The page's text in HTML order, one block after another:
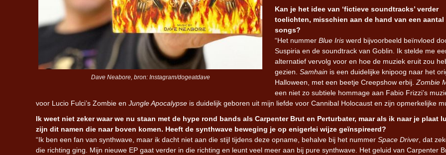
Dave Neabore, bron: Instagram/dogeatdave
Kan je het idee van ‘fictieve soundtracks’ verder
toelichten, misschien aan de hand van een aantal
songs?
“Het nummer Blue Iris werd bijvoorbeeld beïnvloed
Suspiria en de soundtrack van Goblin. Ik stelde me
alternatief vervolg voor en hoe de muziek eruit zou
gezien. Samhain is een duidelijke knipoog naar het
Halloween, met een beetje Creepshow erbij. Zombie
een niet zo subtiele hommage aan Fabio Frizzi’s
voor Lucio Fulci’s Zombie en Jungle Apocalypse is duidelijk geboren uit mijn liefde voor Cannibal Holocaust en zijn opmerkelijke
Ik weet niet zeker waar we nu staan met de hype rond bands als Carpenter Brut en Perturbater, maar als ik naar je plaat
zijn dit namen die naar boven komen. Heeft de synthwave beweging je op enigerlei wijze geïnspireerd?
“Ik ben een fan van synthwave, maar ik dacht niet aan die stijl tijdens deze opname, behalve bij het nummer Space Driver , dat
die richting ging. Mijn nieuwe EP gaat verder in die richting en leunt veel meer aan bij pure synthwave. Het geluid van Carpenter